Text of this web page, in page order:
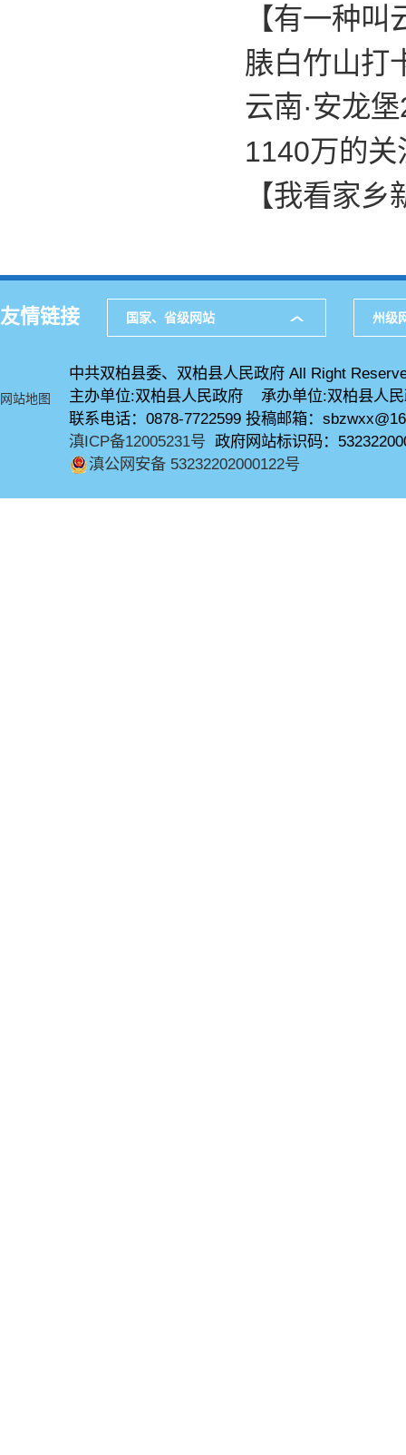
【有一种
脿白竹山打
云南·安龙
1140万的
【我看家
友情链接 国家、省级网站 州级
网站地图
中共双柏县委、双柏县人民政府 All Right
主办单位:双柏县人民政府 承办单位:双柏县人
联系电话：0878-7722599 投稿邮箱：
滇ICP备12005231号 政府网站标识码：
滇公网安备 53232202000122号